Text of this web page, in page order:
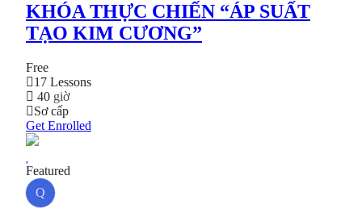
KHÓA THỰC CHIẾN “ÁP SUẤT
TẠO KIM CƯƠNG”
Free
17 Lessons
40 giờ
Sơ cấp
Get Enrolled
Featured
Q